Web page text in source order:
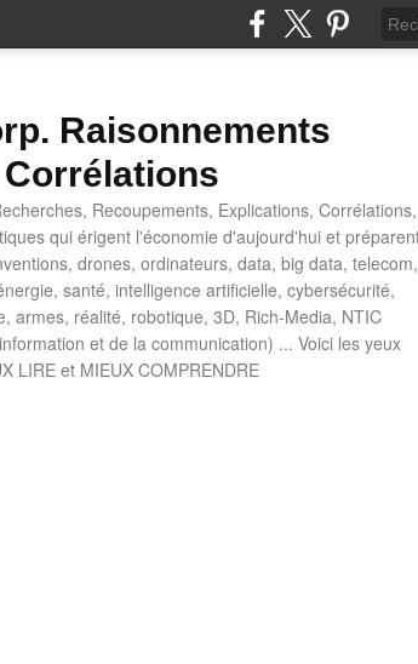
Raisonnements
Recoupements, Explications, Corrélations,
qui érigent l'économie d'aujourd'hui et
drones, ordinateurs, data, big data, telecom,
santé, intelligence artificielle, cybersécurité,
armes, réalité, robotique, 3D, Rich-Media, NTIC
et de la communication) ... Voici les yeux
LIRE et MIEUX COMPRENDRE